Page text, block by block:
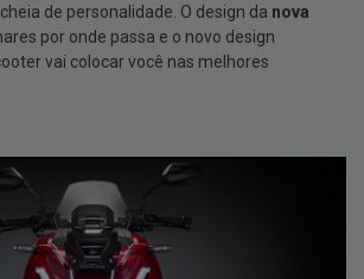
de personalidade. O design da nova
por onde passa e o novo design
vai colocar você nas melhores